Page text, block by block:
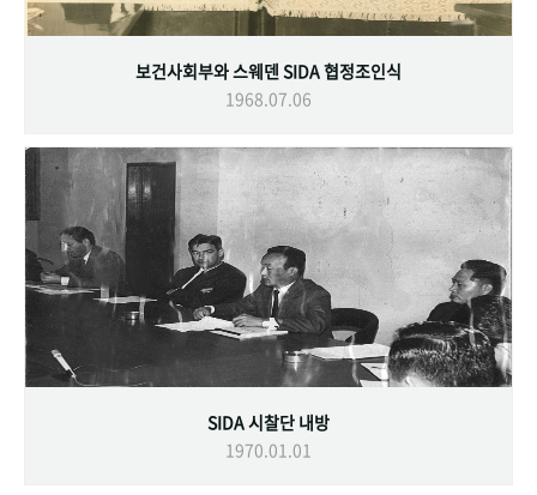
보건사회부와 스웨덴 SIDA 협정조인식
1968.07.06
SIDA 시찰단 내방
1970.01.01